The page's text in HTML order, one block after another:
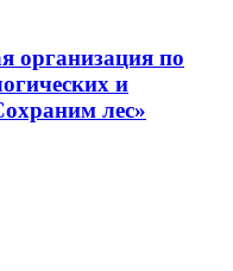
организация по
и
лес»